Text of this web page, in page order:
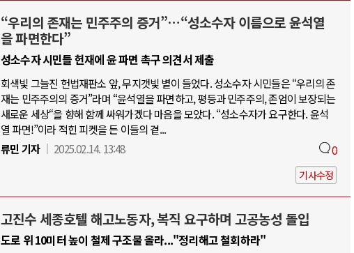
“우리의 존재는 민주주의 증거”…“성소수자 이름으로 윤석열
을 파면한다”
성소수자 시민들 헌재에 윤 파면 촉구 의견서 제출
회색빛 그늘진 헌법재판소 앞, 무지갯빛 볕이 들었다. 성소수자 시민들은 “우리의 존
재는 민주주의의 증거”라며 “윤석열을 파면하고, 평등과 민주주의, 존엄이 보장되는
새로운 세상“을 향해 함께 싸워가겠다 마음을 모았다. “성소수자가 요구한다. 윤석
열 파면!”이라 적힌 피켓을 든 이들의 곁...
류민 기자
2025.02.14. 13:48 0
기사수정
고진수 세종호텔 해고노동자, 복직 요구하며 고공농성 돌입
도로 위 10미터 높이 철제 구조물 올라..."정리해고 철회하라"